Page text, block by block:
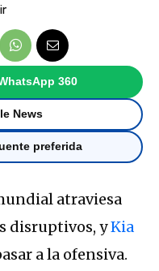
360
News
preferida
atraviesa
disruptivos, yKia
a la ofensiva.